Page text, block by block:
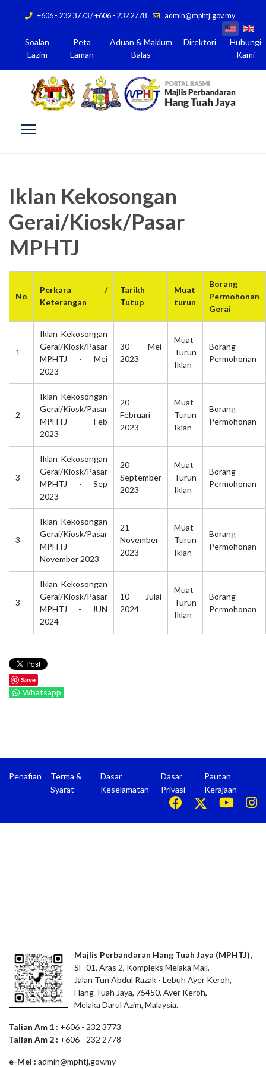
+606 - 232 3773 / +606 - 232 2778 admin@mphtj.gov.my
Soalan
Lazim
Peta
Laman
Aduan & Maklum
Balas
Direktori
Hubungi
Kami
Iklan Kekosongan
Gerai/Kiosk/Pasar
MPHTJ
No
Perkara /
Keterangan
Tarikh
Tutup
Muat
turun
Borang
Permohonan
Gerai
1
Iklan Kekosongan
Gerai/Kiosk/Pasar
MPHTJ - Mei
2023
30 Mei
2023
Muat
Turun
Iklan
Borang
Permohonan
2
Iklan Kekosongan
Gerai/Kiosk/Pasar
MPHTJ - Feb
2023
20
Februari
2023
Muat
Turun
Iklan
Borang
Permohonan
3
Iklan Kekosongan
Gerai/Kiosk/Pasar
MPHTJ - Sep
2023
20
September
2023
Muat
Turun
Iklan
Borang
Permohonan
3
Iklan Kekosongan
Gerai/Kiosk/Pasar
MPHTJ -
November 2023
21
November
2023
Muat
Turun
Iklan
Borang
Permohonan
3
Iklan Kekosongan
Gerai/Kiosk/Pasar
MPHTJ - JUN
2024
10 Julai
2024
Muat
Turun
Iklan
Borang
Permohonan
Save
Whatsapp
Penafian
Terma &
Syarat
Dasar
Keselamatan
Dasar
Privasi
Pautan
Kerajaan
Majlis Perbandaran Hang Tuah Jaya (MPHTJ),
SF-01, Aras 2, Kompleks Melaka Mall,
Jalan Tun Abdul Razak - Lebuh Ayer Keroh,
Hang Tuah Jaya, 75450, Ayer Keroh,
Melaka Darul Azim, Malaysia.
Talian Am 1 : +606 - 232 3773
Talian Am 2 : +606 - 232 2778
e-Mel : admin@mphtj.gov.my